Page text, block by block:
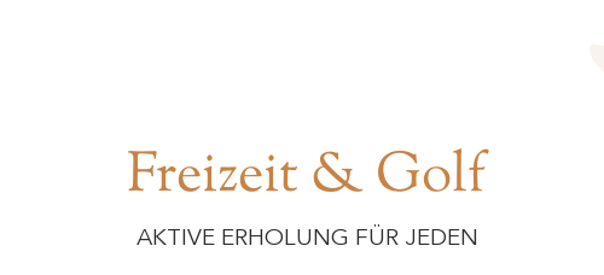
Freizeit & Golf
AKTIVE ERHOLUNG FÜR JEDEN